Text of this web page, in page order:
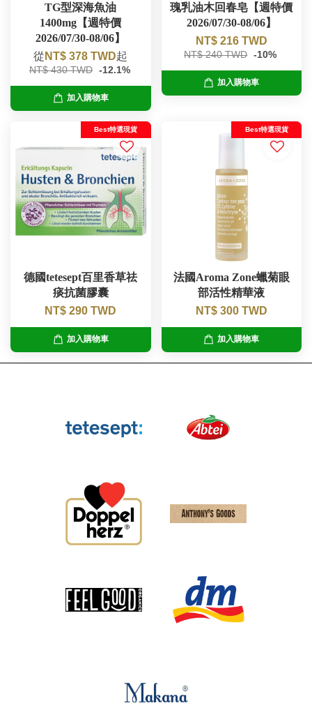
TG型深海魚油
1400mg【週特價
2026/07/30-08/06】
從 NT$ 378 TWD起
NT$ 430 TWD -12.1%
加入購物車
瑰乳油木回春皂【週特價
2026/07/30-08/06】
NT$ 216 TWD
NT$ 240 TWD -10%
加入購物車
Best特選現貨
德國tetesept百里香草祛
痰抗菌膠囊
NT$ 290 TWD
加入購物車
Best特選現貨
法國Aroma Zone蠟菊眼
部活性精華液
NT$ 300 TWD
加入購物車